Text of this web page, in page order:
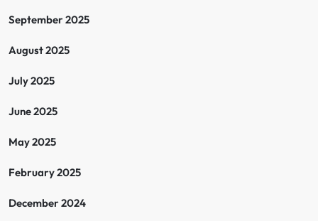
September 2025
August 2025
July 2025
June 2025
May 2025
February 2025
December 2024